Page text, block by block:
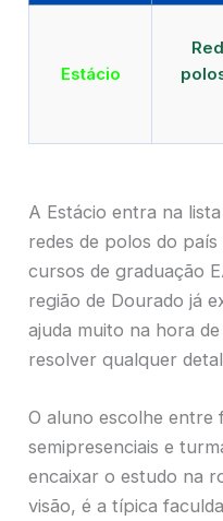
Estácio
A Estácio entra na
redes de polos do
cursos de graduação
região de Dourado já
ajuda muito na hora
resolver qualquer
O aluno escolhe entre
semipresenciais e
encaixar o estudo na
visão, é a típica